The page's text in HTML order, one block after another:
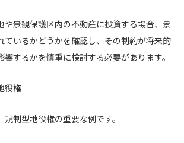
や景観保護区内の不動産に投資する場合、景
ているかどうかを確認し、その制約が将来的
するかを慎重に検討する必要があります。
役権
制型地役権の重要な例です。